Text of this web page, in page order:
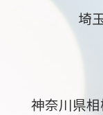
埼
神奈川県